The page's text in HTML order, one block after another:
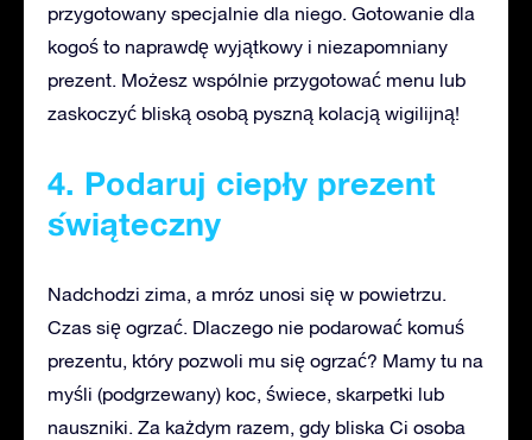
przygotowany specjalnie dla niego. Gotowanie dla
kogoś to naprawdę wyjątkowy i niezapomniany
prezent. Możesz wspólnie przygotować menu lub
zaskoczyć bliską osobą pyszną kolacją wigilijną!
4. Podaruj ciepły prezent
świąteczny
Nadchodzi zima, a mróz unosi się w powietrzu.
Czas się ogrzać. Dlaczego nie podarować komuś
prezentu, który pozwoli mu się ogrzać? Mamy tu na
myśli (podgrzewany) koc, świece, skarpetki lub
nauszniki. Za każdym razem, gdy bliska Ci osoba